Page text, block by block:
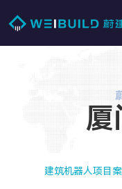
厦
建筑机器人项目案